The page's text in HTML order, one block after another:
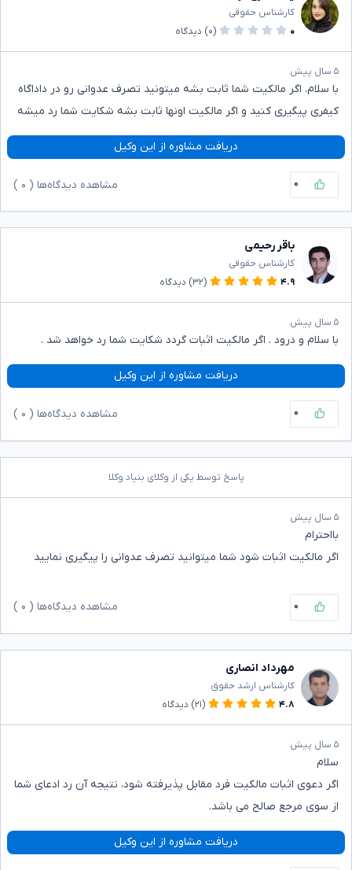
کارشناس حقوقی
۰
(۰) دیدگاه
۵ سال پیش
با سلام. اگر مالکیت شما ثابت بشه میتونید تصرف عدوانی رو در داداگاه
کیفری پیگیری کنید و اگر مالکیت اونها ثابت بشه شکایت شما رد میشه
دریافت مشاوره از این وکیل
۰ مشاهده دیدگاه‌ها ( ۰
باقر رحیمی
کارشناس حقوقی
۴.۹
(۳۲) دیدگاه
۵ سال پیش
با سلام و درود . اگر مالکیت اثبات گردد شکایت شما رد خواهد شد .
دریافت مشاوره از این وکیل
۰ مشاهده دیدگاه‌ها ( ۰
پاسخ توسط یکی از وکلای بنیاد وکلا
۵ سال پیش
بااحترام
اگر مالکیت اثبات شود شما میتوانید تصرف عدوانی را پیگیری نمایید
۰ مشاهده دیدگاه‌ها ( ۰
مهرداد انصاری
کارشناس ارشد حقوق
۴.۸
(۲۱) دیدگاه
۵ سال پیش
سلام
اگر دعوی اثبات مالکیت فرد مقابل پذیرفته شود، نتیجه آن رد ادعای شما
از سوی مرجع صالح می باشد.
دریافت مشاوره از این وکیل